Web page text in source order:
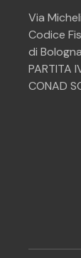
Via
Codice
di
PARTITA
CONAD